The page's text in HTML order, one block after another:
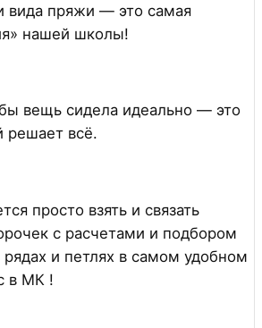
вида пряжи — это самая
нашей школы!
вещь сидела идеально — это
решает всё.
просто взять и связать
с расчетами и подбором
и петлях в самом удобном
в МК !